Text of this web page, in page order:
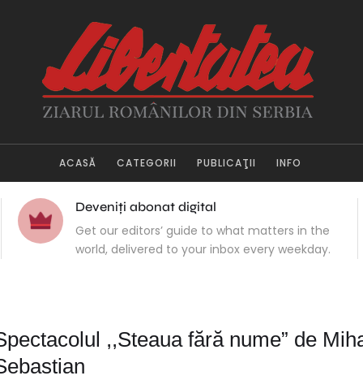
ACASĂ CATEGORII PUBLICAŢII INFO
Deveniți abonat digital
Get our editors’ guide to what matters in the
world, delivered to your inbox every weekday.
,,Steaua fără nume” de